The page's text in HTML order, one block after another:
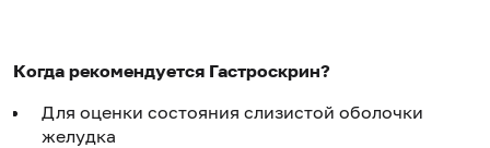
Когда рекомендуется Гастроскрин?
Для оценки состояния слизистой оболочки
желудка